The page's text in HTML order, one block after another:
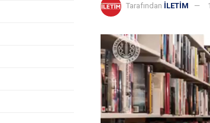
Tarafından İLETİM